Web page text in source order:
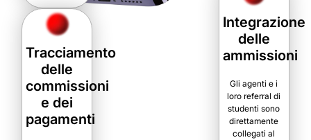
Tracciamento
delle
commissioni
e dei
pagamenti
Integrazione
delle
ammissioni
Gli agenti e i
loro referral di
studenti sono
direttamente
collegati al